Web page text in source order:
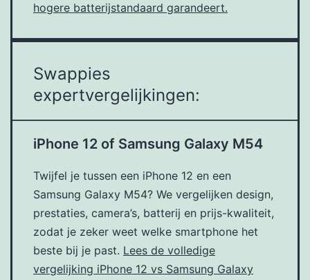
hogere batterijstandaard garandeert.
Swappies
expertvergelijkingen:
iPhone 12 of Samsung Galaxy M54
Twijfel je tussen een iPhone 12 en een
Samsung Galaxy M54? We vergelijken design,
prestaties, camera’s, batterij en prijs-kwaliteit,
zodat je zeker weet welke smartphone het
beste bij je past. Lees de volledige
vergelijking iPhone 12 vs Samsung Galaxy